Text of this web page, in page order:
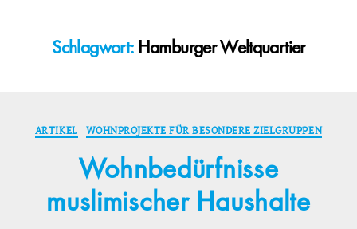
STATTBAU
HAMBURG
Schlagwort: Hamburger Weltquartier
Kategorien
ARTIKEL WOHNPROJEKTE FÜR BESONDERE ZIELGRUPPEN
Wohnbedürfnisse
muslimischer Haushalte